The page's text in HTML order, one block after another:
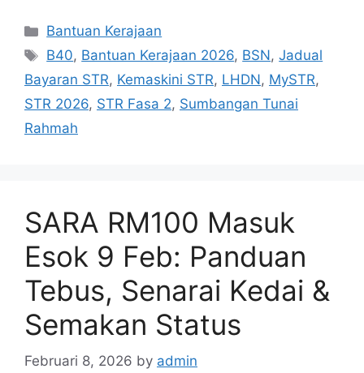
Categories
Bantuan Kerajaan
Tags
B40, Bantuan Kerajaan 2026, BSN,Jadual
Bayaran STR, Kemaskini STR, LHDN, MySTR,
STR 2026, STR Fasa 2, Sumbangan Tunai
Rahmah
SARA RM100 Masuk
Esok 9 Feb: Panduan
Tebus, Senarai Kedai &
Semakan Status
Februari 8, 2026 by admin